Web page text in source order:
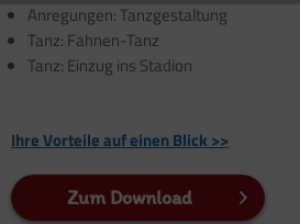
Anregungen: Tanzgestaltung
Tanz: Fahnen-Tanz
Tanz: Einzug ins Stadion
Ihre Vorteile auf einen Blick >>
Zum Download